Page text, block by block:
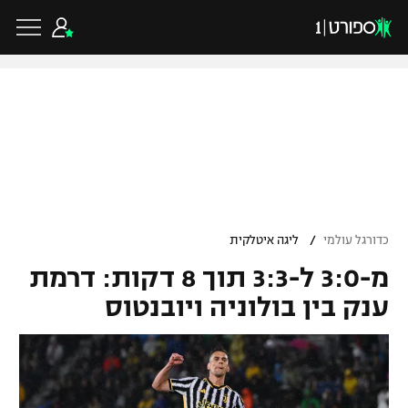
גביע הטוטו
ליגיונרים
גביע המדינה
ליגת האלופות
ליגה אירופית
ליגה אנגלית
כדורסל ישראלי
ליגת ווינר סל
ליגה לאומית
כדורסל עולמי
NBA
כדורגל עולמי / ליגה איטלקית
מ-3:0 ל-3:3 תוך 8 דקות: דרמת
ענק בין בולוניה ויובנטוס